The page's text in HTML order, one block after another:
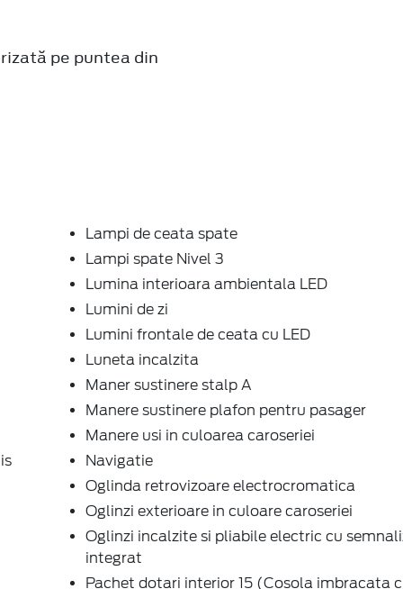
pe puntea din
Lampi de ceata spate
Lampi spate Nivel 3
Lumina interioara ambientala LED
Lumini de zi
Lumini frontale de ceata cu LED
Luneta incalzita
Maner sustinere stalp A
Manere sustinere plafon pentru pasager
Manere usi in culoarea caroseriei
Navigatie
Oglinda retrovizoare electrocromatica
Oglinzi exterioare in culoare caroseriei
Oglinzi incalzite si pliabile electric cu
integrat
Pachet dotari interior 15 (Cosola imbracata